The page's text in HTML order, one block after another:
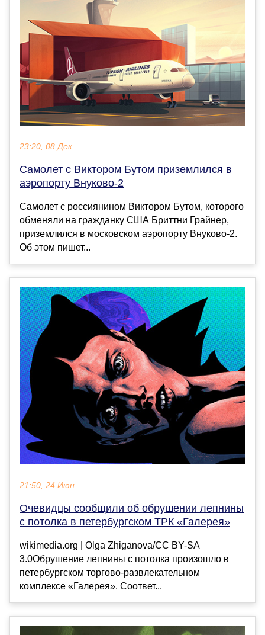
23:20, 08 Дек
Самолет с Виктором Бутом приземлился в
аэропорту Внуково-2
Самолет с россиянином Виктором Бутом, которого
обменяли на гражданку США Бриттни Грайнер,
приземлился в московском аэропорту Внуково-2.
Об этом пишет...
21:50, 24 Июн
Очевидцы сообщили об обрушении лепнины
с потолка в петербургском ТРК «Галерея»
wikimedia.org | Olga Zhiganova/CC BY-SA
3.0Обрушение лепнины с потолка произошло в
петербургском торгово-развлекательном
комплексе «Галерея». Соответ...